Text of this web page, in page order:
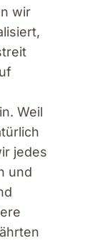
wir
Weil
jedes
und